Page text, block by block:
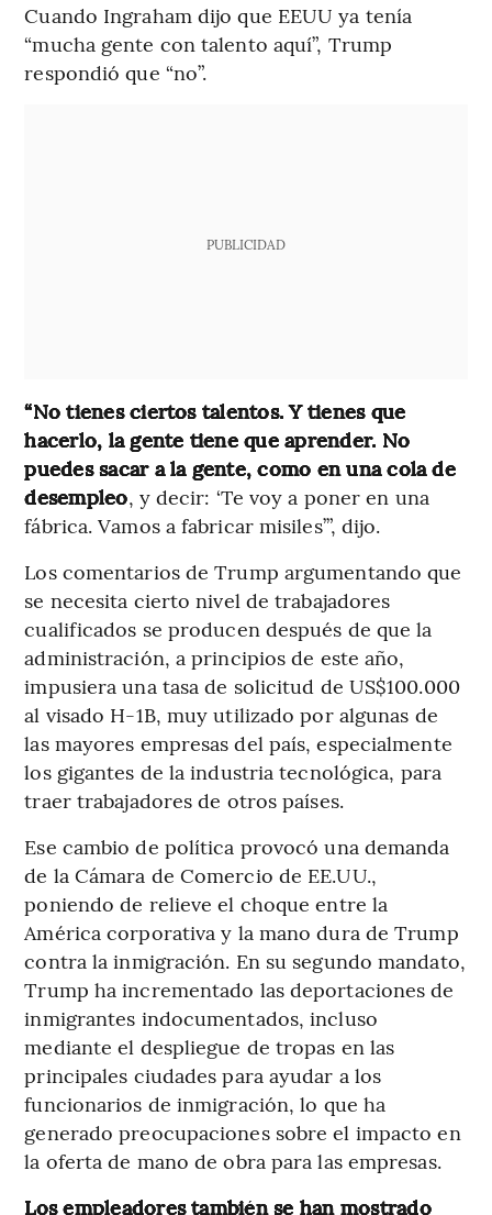
Cuando Ingraham dijo que EEUU ya tenía
“mucha gente con talento aquí”, Trump
respondió que “no”.
PUBLICIDAD
“No tienes ciertos talentos. Y tienes que
hacerlo, la gente tiene que aprender. No
puedes sacar a la gente, como en una cola de
desempleo, y decir: ‘Te voy a poner en una
fábrica. Vamos a fabricar misiles’”, dijo.
Los comentarios de Trump argumentando que
se necesita cierto nivel de trabajadores
cualificados se producen después de que la
administración, a principios de este año,
impusiera una tasa de solicitud de US$100.000
al visado H-1B, muy utilizado por algunas de
las mayores empresas del país, especialmente
los gigantes de la industria tecnológica, para
traer trabajadores de otros países.
Ese cambio de política provocó una demanda
de la Cámara de Comercio de EE.UU.,
poniendo de relieve el choque entre la
América corporativa y la mano dura de Trump
contra la inmigración. En su segundo mandato,
Trump ha incrementado las deportaciones de
inmigrantes indocumentados, incluso
mediante el despliegue de tropas en las
principales ciudades para ayudar a los
funcionarios de inmigración, lo que ha
generado preocupaciones sobre el impacto en
la oferta de mano de obra para las empresas.
Los empleadores también se han mostrado